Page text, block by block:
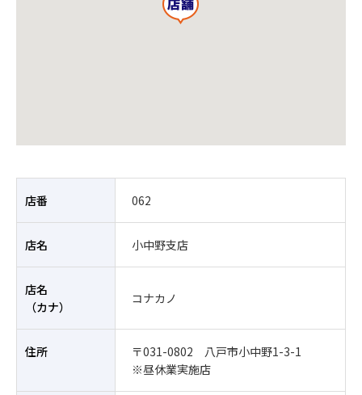
店番 062
店名 小中野支店
店名
（カナ）
コナカノ
住所
〒031-0802 八戸市小中野1-3-1
※昼休業実施店